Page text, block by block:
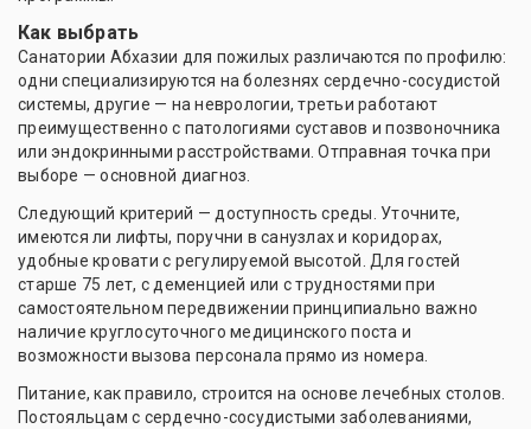
Как выбрать
Санатории Абхазии для пожилых различаются по профилю:
одни специализируются на болезнях сердечно-сосудистой
системы, другие — на неврологии, третьи работают
преимущественно с патологиями суставов и позвоночника
или эндокринными расстройствами. Отправная точка при
выборе — основной диагноз.
Следующий критерий — доступность среды. Уточните,
имеются ли лифты, поручни в санузлах и коридорах,
удобные кровати с регулируемой высотой. Для гостей
старше 75 лет, с деменцией или с трудностями при
самостоятельном передвижении принципиально важно
наличие круглосуточного медицинского поста и
возможности вызова персонала прямо из номера.
Питание, как правило, строится на основе лечебных столов.
Постояльцам с сердечно-сосудистыми заболеваниями,